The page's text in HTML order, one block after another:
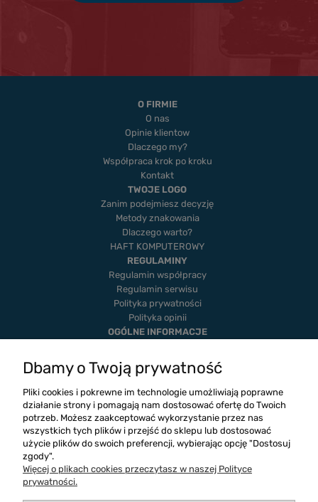
O FIRMIE
O nas
Opinie klientow
Dlaczego my?
Współpraca krok po kroku
Kontakt
TWOJE LOGO
Zanim podejmiesz decyzję
Metody znakowania
Dlaczego warto?
HAFT KOMPUTEROWY
REGULAMINY
Regulamin współpracy
Regulamin serwisu
Polityka prywatności
Polityka opinii
OGÓLNE INFORMACJE
Twoje zamówienia
Ustawienia konta
Blog
Dbamy o Twoją prywatność
Pliki cookies i pokrewne im technologie umożliwiają poprawne
działanie strony i pomagają nam dostosować ofertę do Twoich
potrzeb. Możesz zaakceptować wykorzystanie przez nas
wszystkich tych plików i przejść do sklepu lub dostosować
użycie plików do swoich preferencji, wybierając opcję "Dostosuj
zgody".
Więcej o plikach cookies przeczytasz w naszej Polityce
prywatności.